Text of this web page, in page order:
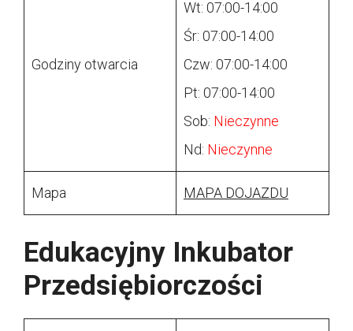
Godziny otwarcia
Wt: 07:00-14:00
Śr: 07:00-14:00
Czw: 07:00-14:00
Pt: 07:00-14:00
Sob: Nieczynne
Nd: Nieczynne
Mapa MAPA DOJAZDU
Edukacyjny Inkubator
Przedsiębiorczości